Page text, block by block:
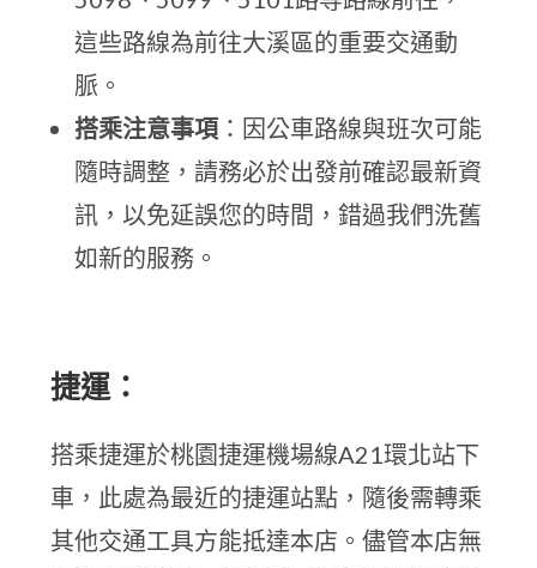
這些路線為前往大溪區的重要交通動
脈。
搭乘注意事項 ：因公車路線與班次可能
隨時調整，請務必於出發前確認最新資
訊，以免延誤您的時間，錯過我們洗舊
如新的服務。
捷運：
搭乘捷運於桃園捷運機場線A21環北站下
車，此處為最近的捷運站點，隨後需轉乘
其他交通工具方能抵達本店。儘管本店無